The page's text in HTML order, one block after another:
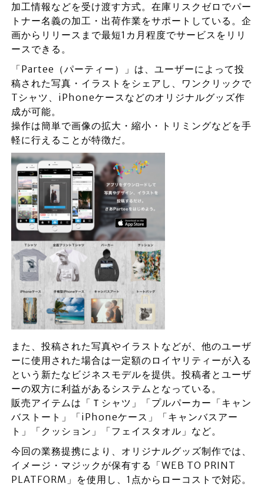
加工情報などを受け渡す方式。在庫リスクゼロでパー
トナー名義の加工・出荷作業をサポートしている。企
画からリリースまで最短1カ月程度でサービスをリリ
ースできる。
「Partee（パーティー）」は、ユーザーによって投
稿された写真・イラストをシェアし、ワンクリックで
Tシャツ、iPhoneケースなどのオリジナルグッズ作
成が可能。
操作は簡単で画像の拡大・縮小・トリミングなどを手
軽に行えることが特徴だ。
また、投稿された写真やイラストなどが、他のユーザ
ーに使用された場合は一定額のロイヤリティーが入る
という新たなビジネスモデルを提供。投稿者とユーザ
ーの双方に利益があるシステムとなっている。
販売アイテムは「Ｔシャツ」「プルパーカー「キャン
バストート」「iPhoneケース」「キャンバスアー
ト」「クッション」「フェイスタオル」など。
今回の業務提携により、オリジナルグッズ制作では、
イメージ・マジックが保有する「WEB TO PRINT
PLATFORM」を使用し、1点からローコストで対応。